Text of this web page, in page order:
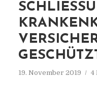
ESCHÜTZT
19. November 2019 4